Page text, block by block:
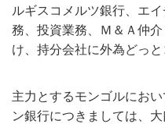
ルギスコメルツ銀行、エ
務、投資業務、Ｍ＆Ａ仲
け、持分会社に外為どっ
主力とするモンゴルにお
ン銀行につきましては、